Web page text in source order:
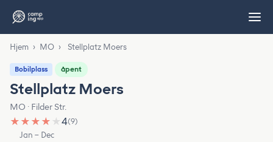
Hjem › MO › Stellplatz Moers
Bobilplass åpent
Stellplatz Moers
MO · Filder Str.
★ ★ ★ ★ ★4(9)
Jan – Dec